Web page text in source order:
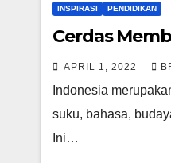
INSPIRASI PENDIDIKAN
Cerdas
APRIL 1, 2022
Indonesia
suku, bahasa,
Ini…